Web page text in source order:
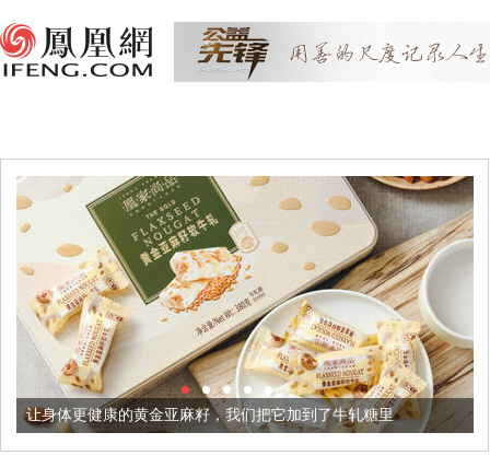
金亚麻籽，我们把它加到了牛轧糖里 被列入佛家七宝的它